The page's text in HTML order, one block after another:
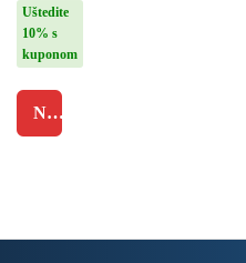
STRA
US
AUST
400A
CO2
plin +
no
4.
40
od
Uštedite
10% s
kuponom
NARUČI